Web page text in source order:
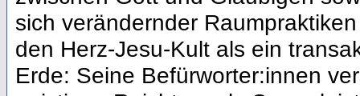
sich verändernder
den Herz-Jesu-Kult als ein
Erde: Seine Befürworter:innen